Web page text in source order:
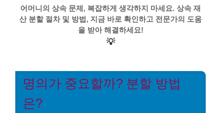
어머니의 상속 문제, 복잡하게 생각하지 마세요. 상속 재
산 분할 절차 및 방법, 지금 바로 확인하고 전문가의 도움
을 받아 해결하세요!
💡
명의가 중요할까? 분할 방법
은?